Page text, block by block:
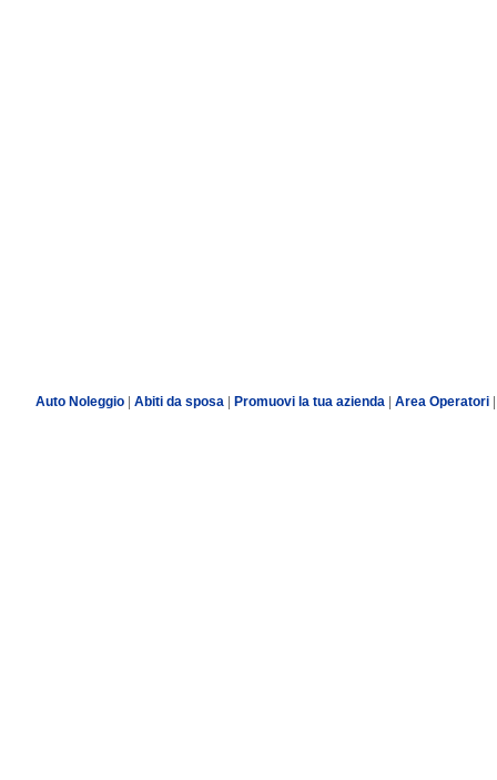
Auto Noleggio| Abiti da sposa| Promuovi la tua azienda Area Operatori